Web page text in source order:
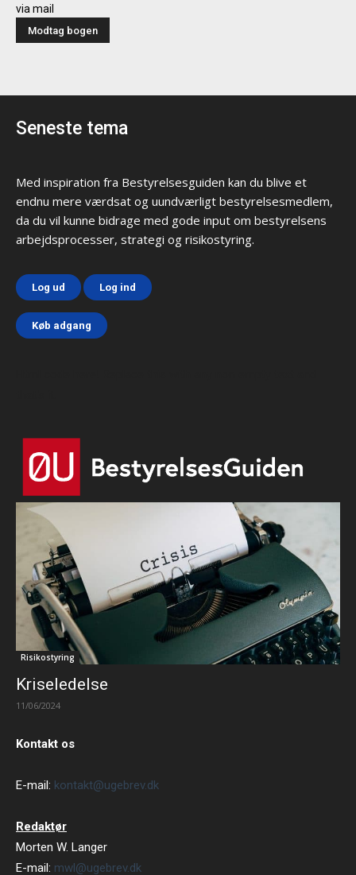
via mail
Seneste tema
Med inspiration fra Bestyrelsesguiden kan du blive et
endnu mere værdsat og uundværligt bestyrelsesmedlem,
da du vil kunne bidrage med gode input om bestyrelsens
arbejdsprocesser, strategi og risikostyring.
Log ud Log ind
Køb adgang
Risikostyring
Kriseledelse
11/06/2024
Kontakt os
E-mail: kontakt@ugebrev.dk
Redaktør
Morten W. Langer
E-mail: mwl@ugebrev.dk